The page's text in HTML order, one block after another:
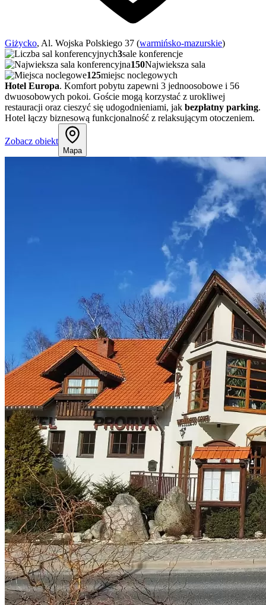
Giżycko, Al. Wojska Polskiego 37 (warmińsko-mazurskie)
3sale konferencje
150Najwieksza sala
125miejsc noclegowych
Hotel Europa. Komfort pobytu zapewni 3 jednoosobowe i 56
dwuosobowych pokoi. Goście mogą korzystać z urokliwej
restauracji oraz cieszyć się udogodnieniami, jak bezpłatny parking.
Hotel łączy biznesową funkcjonalność z relaksującym otoczeniem.
Zobacz obiekt
Mapa